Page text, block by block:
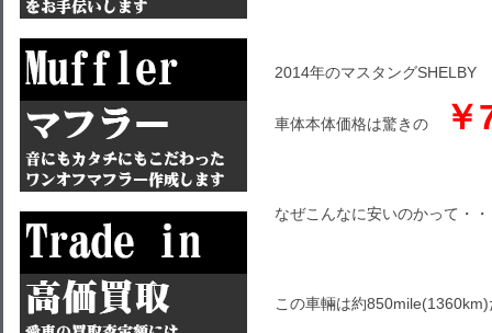
2014年のマスタングSHELBY
車体本体価格は驚きの
なぜこんなに安いのかって・
この車輛は約